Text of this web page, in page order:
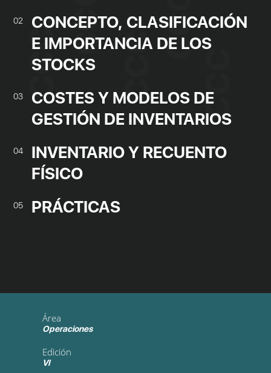
02
CONCEPTO, CLASIFICACIÓN
E IMPORTANCIA DE LOS
STOCKS
03
COSTES Y MODELOS DE
GESTIÓN DE INVENTARIOS
04
INVENTARIO Y RECUENTO
FÍSICO
05 PRÁCTICAS
Área
Operaciones
Edición
VI